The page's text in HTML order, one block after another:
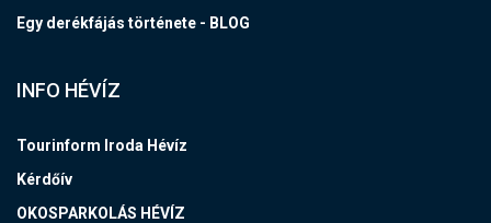
Egy derékfájás története - BLOG
INFO HÉVÍZ
Tourinform Iroda Hévíz
Kérdőív
OKOSPARKOLÁS HÉVÍZ